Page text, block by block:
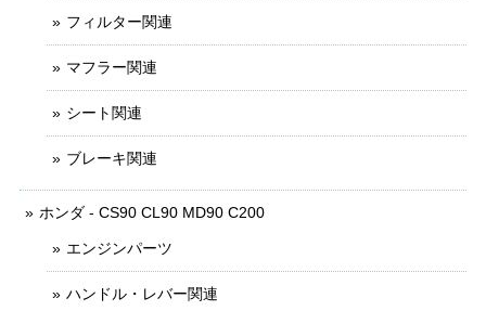
フィルター関連
マフラー関連
シート関連
ブレーキ関連
ホンダ - CS90 CL90 MD90 C200
エンジンパーツ
ハンドル・レバー関連